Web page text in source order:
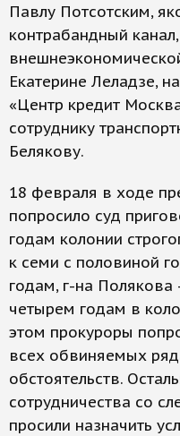
Павлу Потсотским,
контрабандный
Екатерине Леладзе,
«Центр кредит
сотруднику
Белякову.
18 февраля в ходе
попросило суд
годам колонии
к семи с половиной
годам, г-на Полякова
четырем годам в
этом прокуроры
всех обвиняемых
обстоятельств.
сотрудничества со
просили назначить